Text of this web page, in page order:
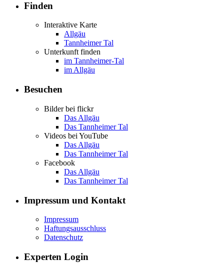
Finden
Interaktive Karte
Allgäu
Tannheimer Tal
Unterkunft finden
im Tannheimer-Tal
im Allgäu
Besuchen
Bilder bei flickr
Das Allgäu
Das Tannheimer Tal
Videos bei YouTube
Das Allgäu
Das Tannheimer Tal
Facebook
Das Allgäu
Das Tannheimer Tal
Impressum und Kontakt
Impressum
Haftungsausschluss
Datenschutz
Experten Login